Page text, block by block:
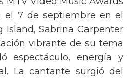
el 7 de septiembre en el
Island, Sabrina Carpenter
vibrante de su tema
espectáculo, energía y
La cantante surgió del